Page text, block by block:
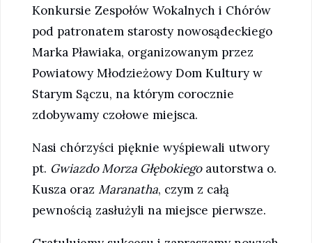
Konkursie Zespołów Wokalnych i Chórów
pod patronatem starosty nowosądeckiego
Marka Pławiaka, organizowanym przez
Powiatowy Młodzieżowy Dom Kultury w
Starym Sączu, na którym corocznie
zdobywamy czołowe miejsca.
Nasi chórzyści pięknie wyśpiewali utwory
pt. Gwiazdo Morza Głębokiegoautorstwa o.
Kusza oraz Maranatha, czym z całą
pewnością zasłużyli na miejsce pierwsze.